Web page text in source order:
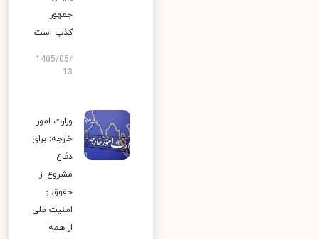
جمهور
کذب است
1405/05/
13
وزارت امور
خارجه: برای
دفاع
مشروع از
حقوق و
امنیت ملی
از همه